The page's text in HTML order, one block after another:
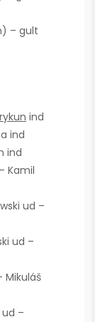
– gult
ind
ind
ind
Kamil
ud –
ud –
Mikuláš
ud –